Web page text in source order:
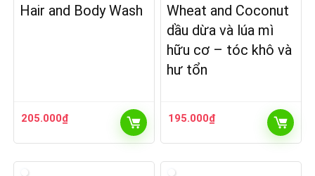
Hair and Body Wash
205.000₫
Wheat and Coconut
dầu dừa và lúa mì
hữu cơ – tóc khô và
hư tổn
195.000₫